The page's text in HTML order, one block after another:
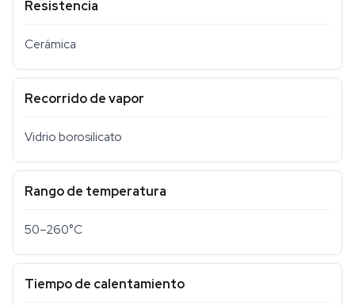
Resistencia
Cerámica
Recorrido de vapor
Vidrio borosilicato
Rango de temperatura
50–260°C
Tiempo de calentamiento